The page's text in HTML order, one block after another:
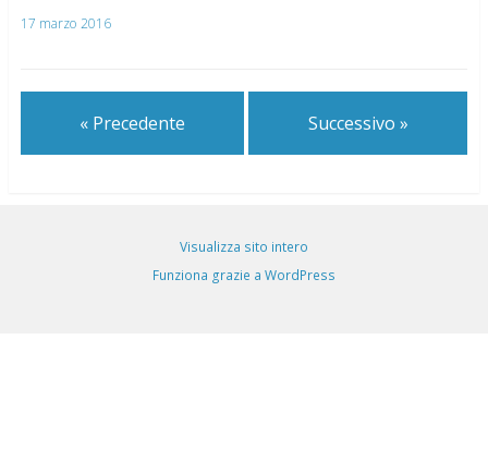
17 marzo 2016
« Precedente Successivo »
Visualizza sito intero
Funziona grazie a WordPress